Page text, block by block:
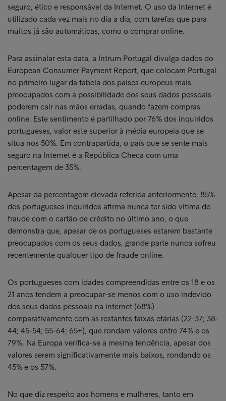
seguro, ético e responsável da Internet. O uso da Internet é
utilizado cada vez mais no dia a dia, com tarefas que para
muitos já são automáticas, como o comprar online.
Para assinalar esta data, a Intrum Portugal divulga dados do
European Consumer Payment Report, que colocam Portugal
no primeiro lugar da tabela dos países europeus mais
preocupados com a possibilidade dos seus dados pessoais
poderem cair nas mãos erradas, quando fazem compras
online. Este sentimento é partilhado por 76% dos inquiridos
portugueses, valor este superior à média europeia que se
situa nos 50%. Em contrapartida, o país que se sente mais
seguro na Internet é a República Checa com uma
percentagem de 35%.
Apesar da percentagem elevada referida anteriormente, 85%
dos portugueses inquiridos afirma nunca ter sido vítima de
fraude com o cartão de crédito no último ano, o que
demonstra que, apesar de os portugueses estarem bastante
preocupados com os seus dados, grande parte nunca sofreu
recentemente qualquer tipo de fraude online.
Os portugueses com idades compreendidas entre os 18 e os
21 anos tendem a preocupar-se menos com o uso indevido
dos seus dados pessoais na internet (68%)
comparativamente com as restantes faixas etárias (22-37; 38-
44; 45-54; 55-64; 65+), que rondam valores entre 74% e os
79%. Na Europa verifica-se a mesma tendência, apesar dos
valores serem significativamente mais baixos, rondando os
45% e os 57%.
No que diz respeito aos homens e mulheres, tanto em